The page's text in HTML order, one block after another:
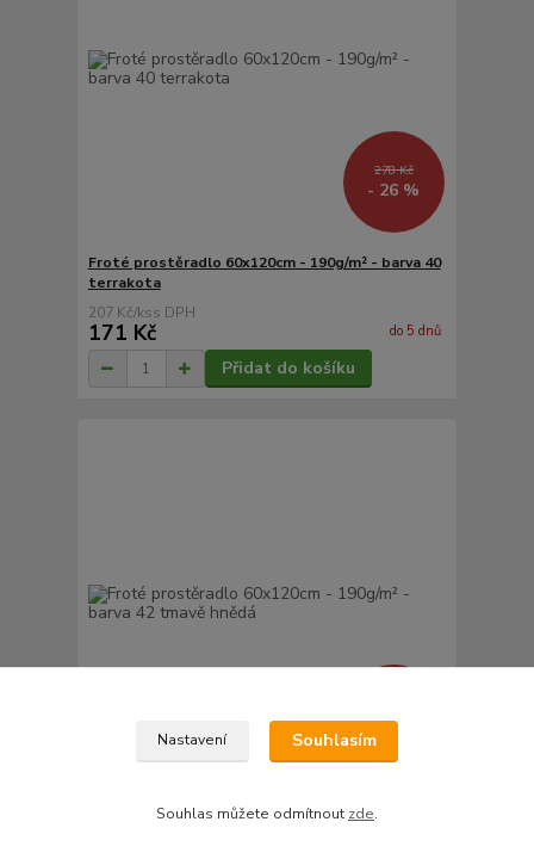
278 Kč
- 26 %
Froté prostěradlo 60x120cm - 190g/m² - barva 40
terrakota
207 Kč/ks
171 Kč do 5 dnů
Přidat do košíku
- 26 %
tmavě hnědá
Nastavení Souhlasím
Souhlas můžete odmítnout zde.